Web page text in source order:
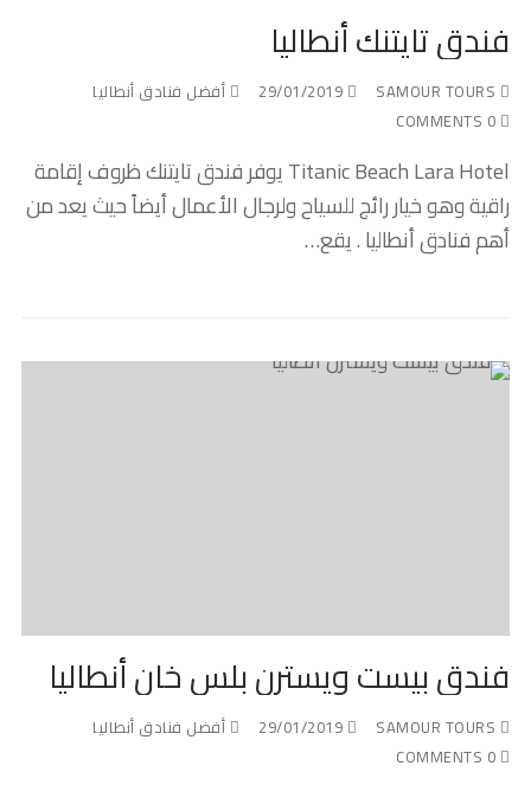
فندق تايتنك أنطاليا
29/01/2019
أفضل فنادق أنطاليا
Titanic Beach Lara Hotel يوفر فندق تايتنك ظروف إقامة
راقية وهو خيار رائج للسياح ولرجال الأعمال أيضاً حيث يعد من
أهم فنادق أنطاليا . يقع…
فندق بيست ويسترن بلس خان أنطاليا
29/01/2019
أفضل فنادق أنطاليا